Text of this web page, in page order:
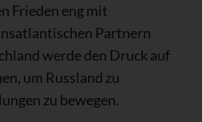
Frieden eng mit
Partnern
werde den Druck auf
um Russland zu
zu bewegen.